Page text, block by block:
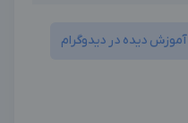
آموزش دیده در دیدوگرام